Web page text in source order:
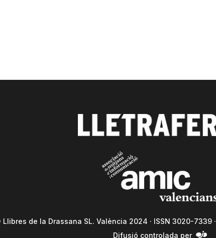
Llibres de la Drassana SL. València 2024 · ISSN 3020-7339 ·
Difusió controlada per